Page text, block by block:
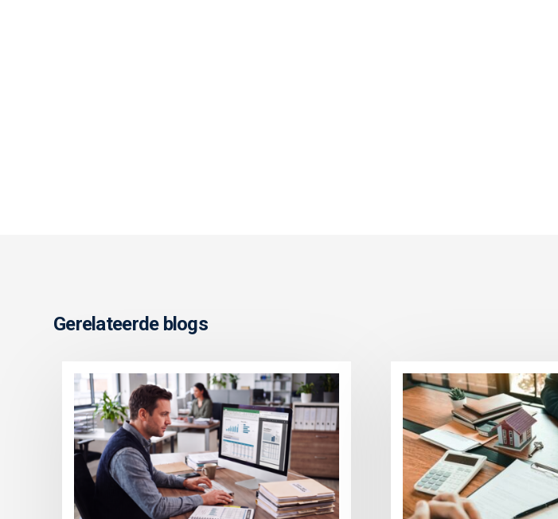
Gerelateerde blogs